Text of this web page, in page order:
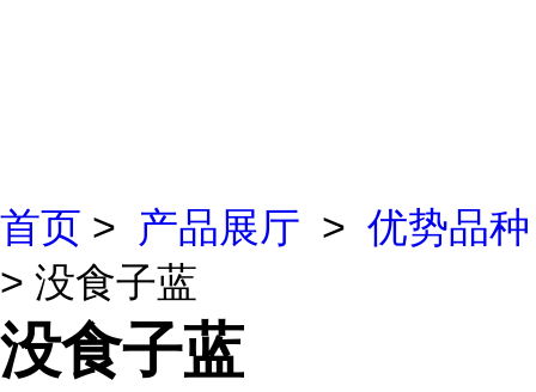
首页 > 产品展厅 > 优势品种
> 没食子蓝
没食子蓝